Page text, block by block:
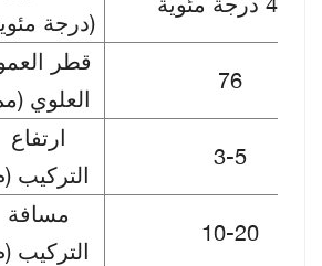
(درجة
قطر
العلوي
76
ارتفاع
التركيب
3-5
مسافة
التركيب
10-20